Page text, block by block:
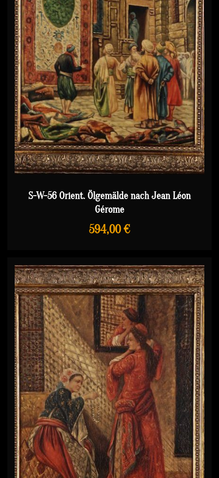
S-W-56 Orient. Ölgemälde nach Jean Léon
Gérome
594,00 €